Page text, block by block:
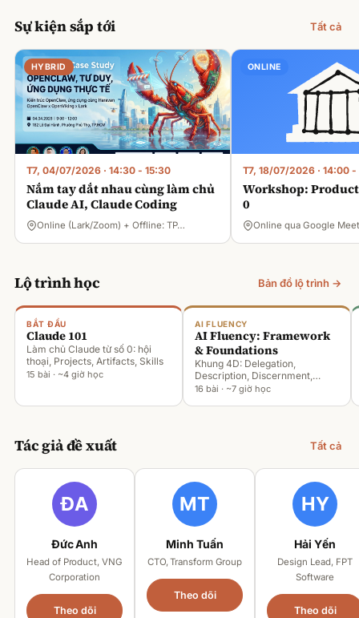
Sự kiện sắp tới Tất cả
HYBRID
T7, 04/07/2026 · 14:30 - 15:30
Nắm tay dắt nhau cùng làm chủ
Claude AI, Claude Coding
Online (Lark/Zoom) + Offline: TP…
ONLINE
T7, 18/07/2026 · 14:00 -
Workshop:
0
Online qua Google Meet
Lộ trình học Bản đồ lộ trình →
BẮT ĐẦU
Claude 101
Làm chủ Claude từ số 0: hội
thoại, Projects, Artifacts, Skills
15 bài · ~4 giờ học
AI FLUENCY
AI Fluency: Framework
& Foundations
Khung 4D: Delegation,
Description, Discernment,
Diligence
16 bài · ~7 giờ học
Tác giả đề xuất Tất cả
Đức Anh
Head of Product, VNG
Corporation
Theo dõi
Minh Tuấn
CTO, Transform Group
Theo dõi
Hải Yến
Design Lead, FPT
Software
Theo dõi